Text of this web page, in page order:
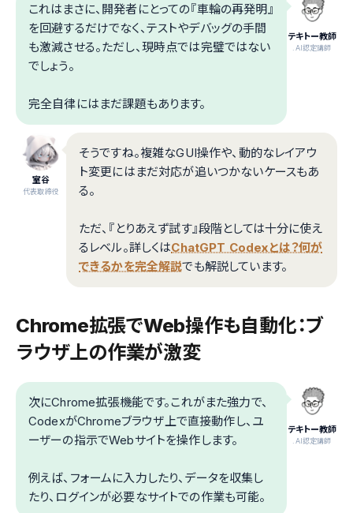
テキトー教師
.AI認定講師
これはまさに、開発者にとっての『車輪の再発明』
を回避するだけでなく、テストやデバッグの手間
も激減させる。ただし、現時点では完璧ではない
でしょう。
完全自律にはまだ課題もあります。
室谷
代表取締役
そうですね。複雑なGUI操作や、動的なレイアウ
ト変更にはまだ対応が追いつかないケースもあ
る。
ただ、『とりあえず試す』段階としては十分に使え
るレベル。詳しくはChatGPT Codexとは？何が
できるかを完全解説でも解説しています。
Chrome拡張でWeb操作も自動化：ブ
ラウザ上の作業が激変
テキトー教師
.AI認定講師
次にChrome拡張機能です。これがまた強力で、
CodexがChromeブラウザ上で直接動作し、ユ
ーザーの指示でWebサイトを操作します。
例えば、フォームに入力したり、データを収集し
たり、ログインが必要なサイトでの作業も可能。